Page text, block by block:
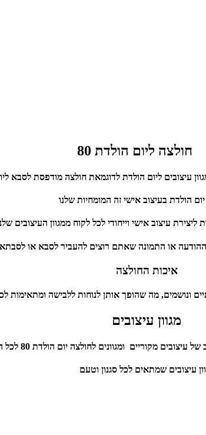
חולצה ליום הולדת 80
עיצובים ליום הולדת לדוגמאת חולצה מודפסת לסבא
הולדת בעיצוב אישי זה המומחיות שלנו
עיצוב אישי וייחודי לכל לקוח ממגוון העיצובים שלנו
או התמונה שאתם רוצים להעביר לסבא או לסבתא
איכות החולצה
ונושמים, מה שהופך אותן לנוחות ללבישה ומתאימות
מגוון עיצובים
מקוריים ומגוונים לחולצה יום הולדת 80 לכל המשפחה
עיצובים שמתאים לכל סגנון וטעם